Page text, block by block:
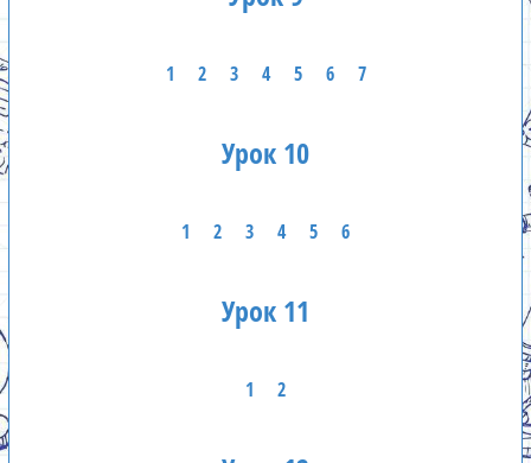
1 2 3 4 5 6 7
Урок 10
1 2 3 4 5 6
Урок 11
1 2